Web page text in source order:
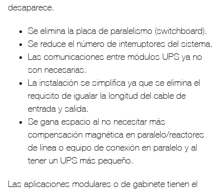
desaparece.
Se elimina la placa de paralelismo (switchboard).
Se reduce el número de interruptores del sistema.
Las comunicaciones entre módulos UPS ya no
son necesarias.
La instalación se simplifica ya que se elimina el
requisito de igualar la longitud del cable de
entrada y salida.
Se gana espacio al no necesitar más
compensación magnética en paralelo/reactores
de línea o equipo de conexión en paralelo y al
tener un UPS más pequeño.
Las aplicaciones modulares o de gabinete tienen el